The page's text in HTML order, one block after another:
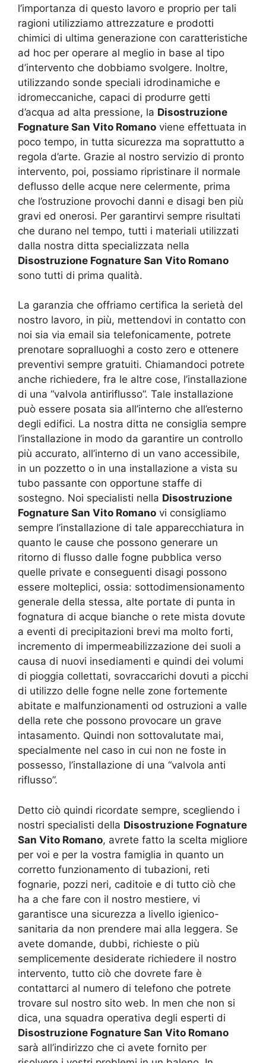
l’importanza di questo lavoro e proprio per tali
ragioni utilizziamo attrezzature e prodotti
chimici di ultima generazione con caratteristiche
ad hoc per operare al meglio in base al tipo
d’intervento che dobbiamo svolgere. Inoltre,
utilizzando sonde speciali idrodinamiche e
idromeccaniche, capaci di produrre getti
d’acqua ad alta pressione, la Disostruzione
Fognature San Vito Romano viene effettuata in
poco tempo, in tutta sicurezza ma soprattutto a
regola d’arte. Grazie al nostro servizio di pronto
intervento, poi, possiamo ripristinare il normale
deflusso delle acque nere celermente, prima
che l’ostruzione provochi danni e disagi ben più
gravi ed onerosi. Per garantirvi sempre risultati
che durano nel tempo, tutti i materiali utilizzati
dalla nostra ditta specializzata nella
Disostruzione Fognature San Vito Romano
sono tutti di prima qualità.
La garanzia che offriamo certifica la serietà del
nostro lavoro, in più, mettendovi in contatto con
noi sia via email sia telefonicamente, potrete
prenotare sopralluoghi a costo zero e ottenere
preventivi sempre gratuiti. Chiamandoci potrete
anche richiedere, fra le altre cose, l’installazione
di una “valvola antiriflusso”. Tale installazione
può essere posata sia all’interno che all’esterno
degli edifici. La nostra ditta ne consiglia sempre
l’installazione in modo da garantire un controllo
più accurato, all’interno di un vano accessibile,
in un pozzetto o in una installazione a vista su
tubo passante con opportune staffe di
sostegno. Noi specialisti nella Disostruzione
Fognature San Vito Romano vi consigliamo
sempre l’installazione di tale apparecchiatura in
quanto le cause che possono generare un
ritorno di flusso dalle fogne pubblica verso
quelle private e conseguenti disagi possono
essere molteplici, ossia: sottodimensionamento
generale della stessa, alte portate di punta in
fognatura di acque bianche o rete mista dovute
a eventi di precipitazioni brevi ma molto forti,
incremento di impermeabilizzazione dei suoli a
causa di nuovi insediamenti e quindi dei volumi
di pioggia collettati, sovraccarichi dovuti a picchi
di utilizzo delle fogne nelle zone fortemente
abitate e malfunzionamenti od ostruzioni a valle
della rete che possono provocare un grave
intasamento. Quindi non sottovalutate mai,
specialmente nel caso in cui non ne foste in
possesso, l’installazione di una “valvola anti
riflusso”.
Detto ciò quindi ricordate sempre, scegliendo i
nostri specialisti della Disostruzione Fognature
San Vito Romano, avrete fatto la scelta migliore
per voi e per la vostra famiglia in quanto un
corretto funzionamento di tubazioni, reti
fognarie, pozzi neri, caditoie e di tutto ciò che
ha a che fare con il nostro mestiere, vi
garantisce una sicurezza a livello igienico-
sanitaria da non prendere mai alla leggera. Se
avete domande, dubbi, richieste o più
semplicemente desiderate richiedere il nostro
intervento, tutto ciò che dovrete fare è
contattarci al numero di telefono che potrete
trovare sul nostro sito web. In men che non si
dica, una squadra operativa degli esperti di
Disostruzione Fognature San Vito Romano
sarà all’indirizzo che ci avete fornito per